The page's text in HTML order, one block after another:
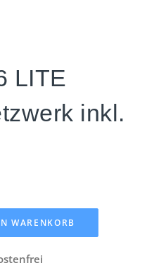
LITE
inkl.
WARENKORB